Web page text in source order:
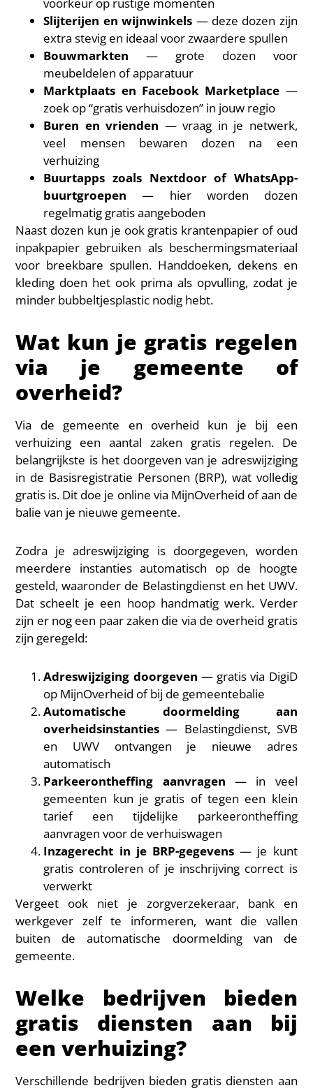
Slijterijen en wijnwinkels — deze dozen zijn
extra stevig en ideaal voor zwaardere spullen
Bouwmarkten — grote dozen voor
meubeldelen of apparatuur
Marktplaats en Facebook Marketplace —
zoek op “gratis verhuisdozen” in jouw regio
Buren en vrienden — vraag in je netwerk,
veel mensen bewaren dozen na een
verhuizing
Buurtapps zoals Nextdoor of WhatsApp-
buurtgroepen — hier worden dozen
regelmatig gratis aangeboden
Naast dozen kun je ook gratis krantenpapier of oud
inpakpapier gebruiken als beschermingsmateriaal
voor breekbare spullen. Handdoeken, dekens en
kleding doen het ook prima als opvulling, zodat je
minder bubbeltjesplastic nodig hebt.
Wat kun je gratis regelen
via je gemeente of
overheid?
Via de gemeente en overheid kun je bij een
verhuizing een aantal zaken gratis regelen. De
belangrijkste is het doorgeven van je adreswijziging
in de Basisregistratie Personen (BRP), wat volledig
gratis is. Dit doe je online via MijnOverheid of aan de
balie van je nieuwe gemeente.
Zodra je adreswijziging is doorgegeven, worden
meerdere instanties automatisch op de hoogte
gesteld, waaronder de Belastingdienst en het UWV.
Dat scheelt je een hoop handmatig werk. Verder
zijn er nog een paar zaken die via de overheid gratis
zijn geregeld:
Adreswijziging doorgeven — gratis via DigiD
op MijnOverheid of bij de gemeentebalie
Automatische doormelding aan
overheidsinstanties — Belastingdienst, SVB
en UWV ontvangen je nieuwe adres
automatisch
Parkeerontheffing aanvragen — in veel
gemeenten kun je gratis of tegen een klein
tarief een tijdelijke parkeerontheffing
aanvragen voor de verhuiswagen
Inzagerecht in je BRP-gegevens — je kunt
gratis controleren of je inschrijving correct is
verwerkt
Vergeet ook niet je zorgverzekeraar, bank en
werkgever zelf te informeren, want die vallen
buiten de automatische doormelding van de
gemeente.
Welke bedrijven bieden
gratis diensten aan bij
een verhuizing?
Verschillende bedrijven bieden gratis diensten aan